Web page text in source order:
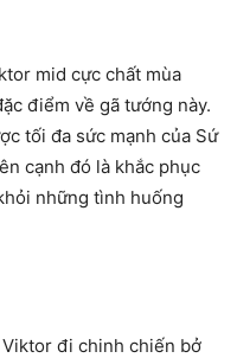
mid cực chất mùa
điểm về gã tướng này.
tối đa sức mạnh của Sứ
cạnh đó là khắc phục
những tình huống
Viktor đi chinh chiến bở